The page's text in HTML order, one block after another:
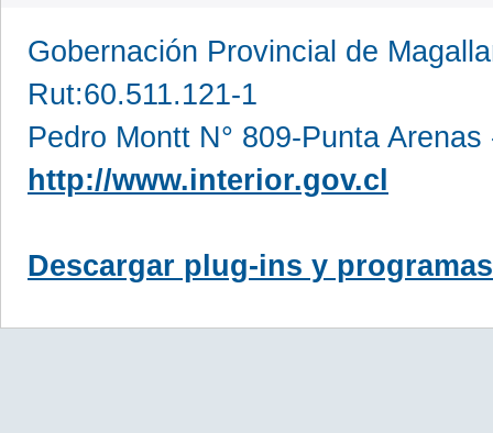
Gobernación Provincial de
Rut:60.511.121-1
Pedro Montt N° 809-Punta
http://www.interior.gov.cl
Descargar plug-ins y